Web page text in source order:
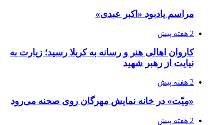
مراسم یادبود «اکبر عبدی»
2 هفته پیش
کاروان اهالی هنر و رسانه به کربلا رسید؛ زیارت به
نیایت از رهبر شهید
2 هفته پیش
«مِیّت» در خانه نمایش مهرگان روی صحنه می‌رود
2 هفته پیش